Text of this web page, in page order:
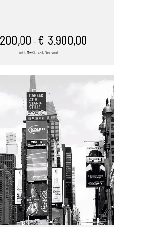
DIESES
WEIST
MEHRERE
VARIANTEN
AUF.
DIE
OPTIONEN
KÖNNEN
AUF
DER
PRODUKTSEITE
GEWÄHLT
WERDEN
200,00 – € 3.900,00
inkl. MwSt., zzgl. Versand